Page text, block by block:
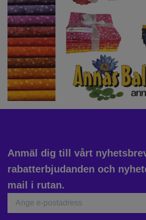
Anmäl dig till vårt
rabatterbjudanden och
mail i rutan.